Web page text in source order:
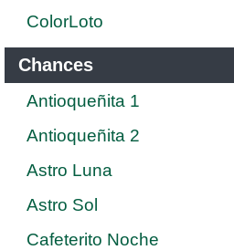
ColorLoto
Chances
Antioqueñita 1
Antioqueñita 2
Astro Luna
Astro Sol
Cafeterito Noche